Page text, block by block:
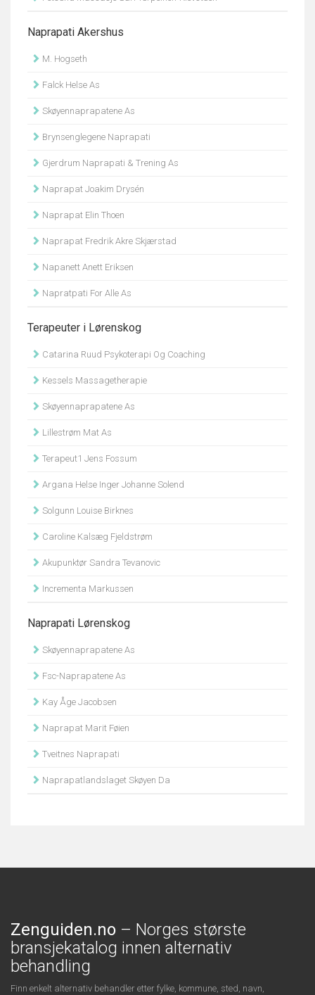
Naprapati Akershus
M. Hogseth
Falck Helse As
Skøyennaprapatene As
Brynsenglegene Naprapati
Gjerdrum Naprapati & Trening As
Naprapat Joakim Drysén
Naprapat Elin Thoen
Naprapat Fredrik Akre Skjærstad
Napanett Anett Eriksen
Napratpati For Alle As
Terapeuter i Lørenskog
Catarina Ruud Psykoterapi Og Coaching
Kessels Massagetherapie
Skøyennaprapatene As
Lillestrøm Mat As
Terapeut1 Jens Fossum
Argana Helse Inger Johanne Solend
Solgunn Louise Birknes
Caroline Kalsæg Fjeldstrøm
Akupunktør Sandra Tevanovic
Incrementa Markussen
Naprapati Lørenskog
Skøyennaprapatene As
Fsc-Naprapatene As
Kay Åge Jacobsen
Naprapat Marit Føien
Tveitnes Naprapati
Naprapatlandslaget Skøyen Da
Zenguiden.no – Norges største
bransjekatalog innen alternativ
behandling
Finn enkelt alternativ behandler etter fylke, kommune, sted, navn,